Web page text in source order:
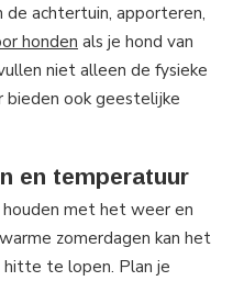
de achtertuin, apporteren,
honden als je hond van
niet alleen de fysieke
bieden ook geestelijke
en temperatuur
met het weer en
zomerdagen kan het
hitte te lopen. Plan je